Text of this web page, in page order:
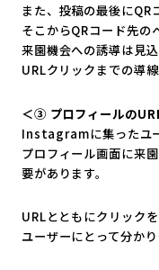
また、投稿の最後にQR
そこからQRコード先の
来園機会への誘導は見込
URLクリックまでの導
＜③ プロフィールの
Instagramに集ったユ
プロフィール画面に来
要があります。
URLとともにクリック
ユーザーにとって分かり